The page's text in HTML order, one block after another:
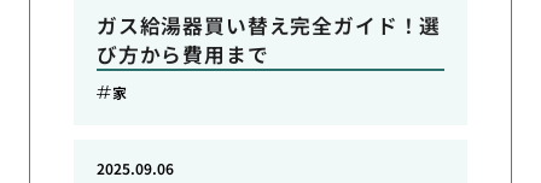
ガス給湯器買い替え完全ガイド！選
び方から費用まで
家
2025.09.06